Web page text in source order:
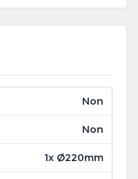
Non
Non
1x Ø220mm